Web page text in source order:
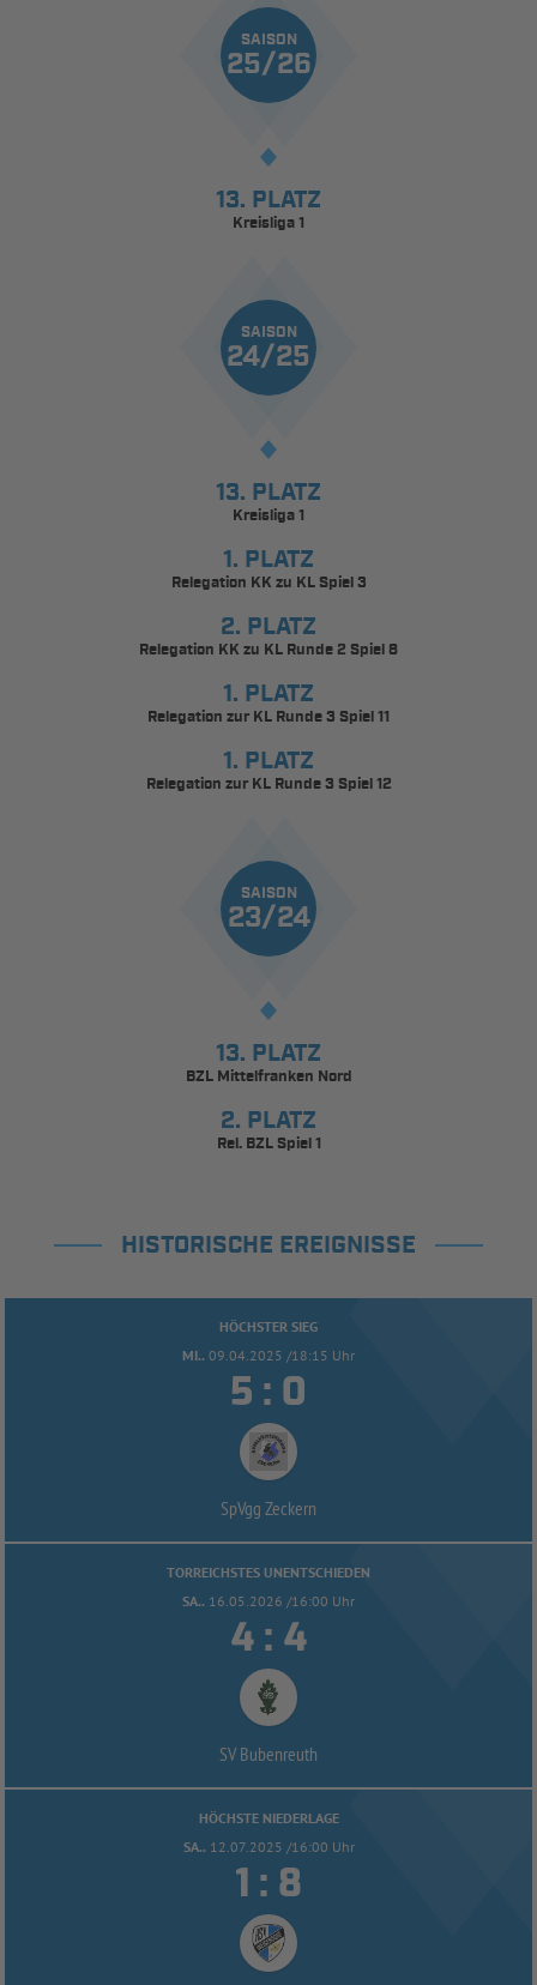
SAISON
25/26
13. PLATZ
Kreisliga 1
SAISON
24/25
13. PLATZ
Kreisliga 1
1. PLATZ
Relegation KK zu KL Spiel 3
2. PLATZ
Relegation KK zu KL Runde 2 Spiel 8
1. PLATZ
Relegation zur KL Runde 3 Spiel 11
1. PLATZ
Relegation zur KL Runde 3 Spiel 12
SAISON
23/24
13. PLATZ
BZL Mittelfranken Nord
2. PLATZ
Rel. BZL Spiel 1
HISTORISCHE EREIGNISSE
HÖCHSTER SIEG
MI.. 09.04.2025 /18:15 Uhr
 : 
SpVgg Zeckern
TORREICHSTES UNENTSCHIEDEN
SA.. 16.05.2026 /16:00 Uhr
 : 
SV Bubenreuth
HÖCHSTE NIEDERLAGE
SA.. 12.07.2025 /16:00 Uhr
 : 